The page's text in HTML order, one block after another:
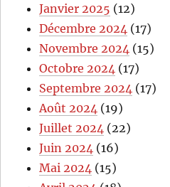
Janvier 2025 (12)
Décembre 2024 (17)
Novembre 2024 (15)
Octobre 2024 (17)
Septembre 2024 (17)
Août 2024 (19)
Juillet 2024 (22)
Juin 2024 (16)
Mai 2024 (15)